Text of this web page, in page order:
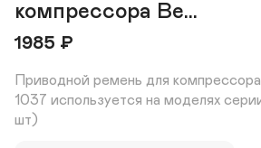
компрессора Be...
1985 ₽
Приводной ремень для
1037 используется на моделях
шт)